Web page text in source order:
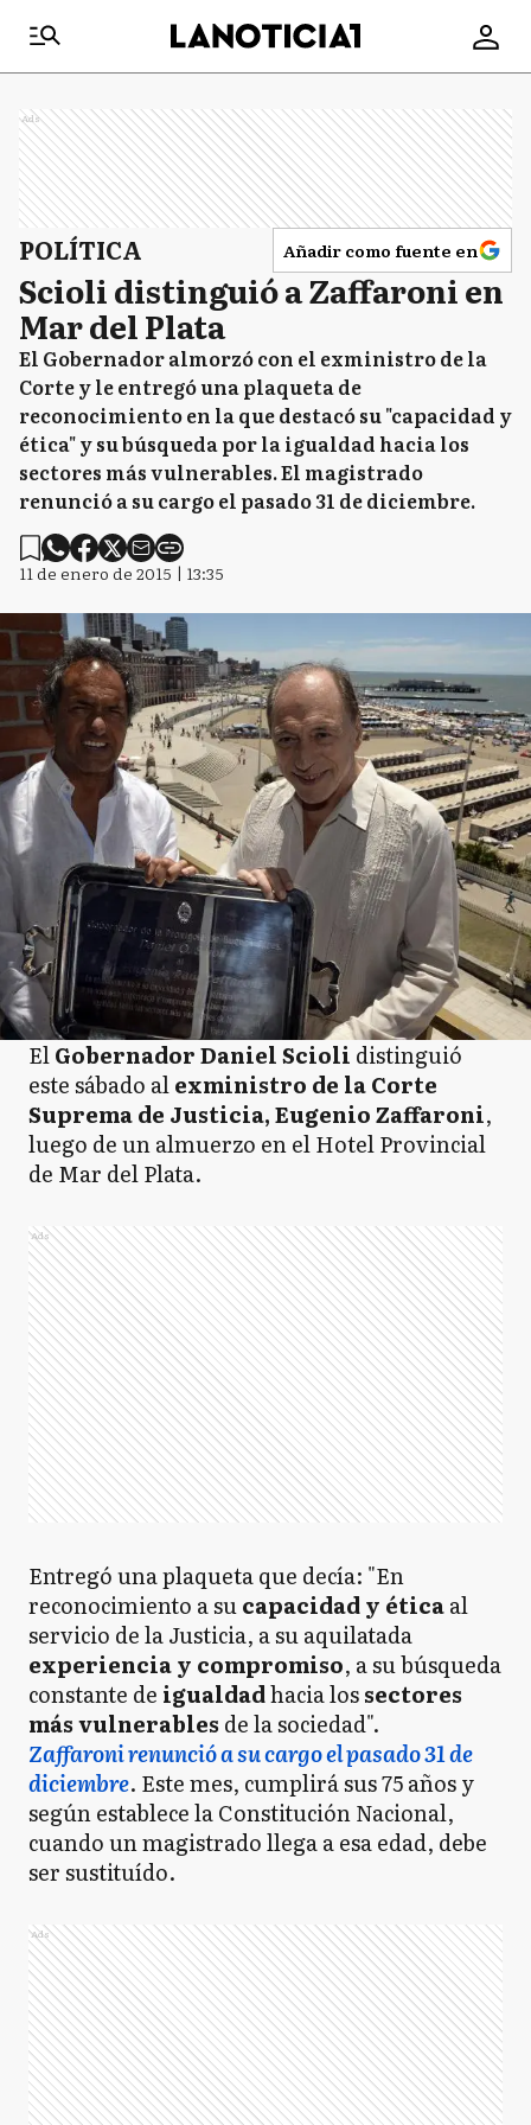
Ads
POLÍTICA Añadir como fuente en
Scioli distinguió a Zaffaroni en
Mar del Plata
El Gobernador almorzó con el exministro de la
Corte y le entregó una plaqueta de
reconocimiento en la que destacó su "capacidad y
ética" y su búsqueda por la igualdad hacia los
sectores más vulnerables. El magistrado
renunció a su cargo el pasado 31 de diciembre.
11 de enero de 2015 | 13:35
ElGobernador Daniel Scioli distinguió
este sábado alexministro de la Corte
Suprema de Justicia, Eugenio Zaffaroni,
luego de un almuerzo en el Hotel Provincial
de Mar del Plata.
Ads
Entregó una plaqueta que decía: "En
reconocimiento a sucapacidad y éticaal
servicio de la Justicia, a su aquilatada
experiencia y compromiso, a su búsqueda
constante de igualdadhacia lossectores
más vulnerables de la sociedad".
Zaffaroni renunció a su cargo el pasado 31 de
diciembre. Este mes, cumplirá sus 75 años y
según establece la Constitución Nacional,
cuando un magistrado llega a esa edad, debe
ser sustituído.
Ads